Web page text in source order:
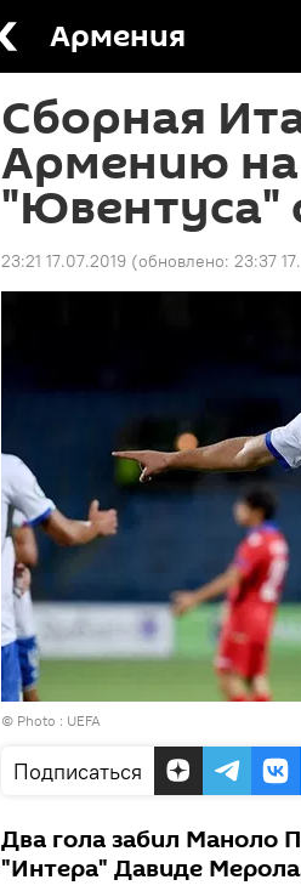
Армения
Сборная
Армению на
23:21 17.07.2019 (обновлено: 23:37
© Photo : UEFA
Подписаться
Два гола забил Маноло
"Интера" Давиде